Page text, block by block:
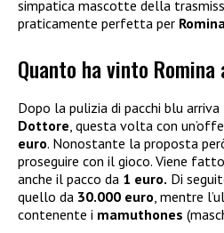
simpatica mascotte della
praticamente perfetta per
Quanto ha vinto
Dopo la pulizia di pacchi blu
Dottore , questa volta con
euro. Nonostante la proposta
proseguire con il gioco. Viene
anche il pacco da 1 euro. Di
quello da 30.000 euro , mentre
contenente i mamuthones